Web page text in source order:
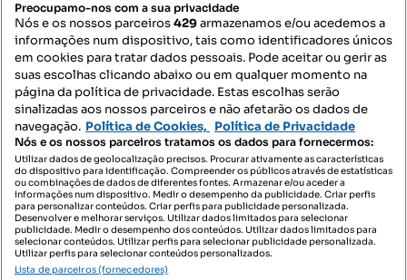
Mapa do Site
Contacte-nos
SIGA-NOS:
DESCARREGAR NA:
Preocupamo-nos com a sua privacidade
Nós e os nossos parceiros429armazenamos e/ou acedemos a
informações num dispositivo, tais como identificadores únicos
em cookies para tratar dados pessoais. Pode aceitar ou gerir as
suas escolhas clicando abaixo ou em qualquer momento na
página da política de privacidade. Estas escolhas serão
sinalizadas aos nossos parceiros e não afetarão os dados de
navegação. Política de Cookies, Política de Privacidade
Nós e os nossos parceiros tratamos os dados para fornecermos:
Utilizar dados de geolocalização precisos. Procurar ativamente as características
do dispositivo para identificação. Compreender os públicos através de estatísticas
ou combinações de dados de diferentes fontes. Armazenar e/ou aceder a
informações num dispositivo. Medir o desempenho da publicidade. Criar perfis
para personalizar conteúdos. Criar perfis para publicidade personalizada.
Desenvolver e melhorar serviços. Utilizar dados limitados para selecionar
publicidade. Medir o desempenho dos conteúdos. Utilizar dados limitados para
selecionar conteúdos. Utilizar perfis para selecionar publicidade personalizada.
Utilizar perfis para selecionar conteúdos personalizados.
Lista de parceiros (fornecedores)